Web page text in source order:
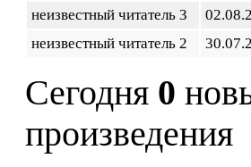
неизвестный читатель 3
неизвестный читатель 2
Сегодня 0
произведения